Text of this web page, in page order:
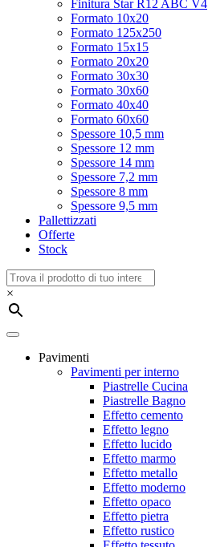
Finitura Star R12 ABC V4
Formato 10x20
Formato 125x250
Formato 15x15
Formato 20x20
Formato 30x30
Formato 30x60
Formato 40x40
Formato 60x60
Spessore 10,5 mm
Spessore 12 mm
Spessore 14 mm
Spessore 7,2 mm
Spessore 8 mm
Spessore 9,5 mm
Pallettizzati
Offerte
Stock
×
Pavimenti
Pavimenti per interno
Piastrelle Cucina
Piastrelle Bagno
Effetto cemento
Effetto legno
Effetto lucido
Effetto marmo
Effetto metallo
Effetto moderno
Effetto opaco
Effetto pietra
Effetto rustico